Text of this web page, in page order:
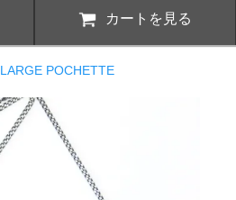
カートを見る
LARGE POCHETTE